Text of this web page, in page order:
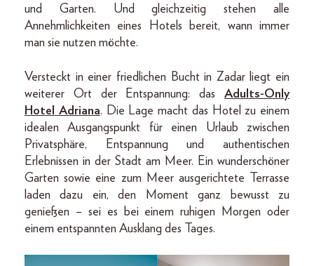
und Garten. Und gleichzeitig stehen alle
Annehmlichkeiten eines Hotels bereit, wann immer
man sie nutzen möchte.
Versteckt in einer friedlichen Bucht in Zadar liegt ein
weiterer Ort der Entspannung: das Adults-Only
Hotel Adriana. Die Lage macht das Hotel zu einem
idealen Ausgangspunkt für einen Urlaub zwischen
Privatsphäre, Entspannung und authentischen
Erlebnissen in der Stadt am Meer. Ein wunderschöner
Garten sowie eine zum Meer ausgerichtete Terrasse
laden dazu ein, den Moment ganz bewusst zu
genießen – sei es bei einem ruhigen Morgen oder
einem entspannten Ausklang des Tages.